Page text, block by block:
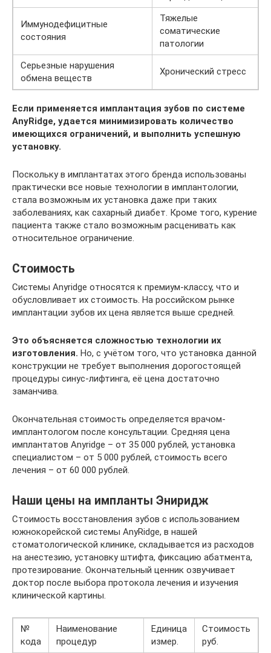
Иммунодефицитные
состояния
Тяжелые
соматические
патологии
Серьезные нарушения
обмена веществ
Хронический стресс
Если применяется имплантация зубов по системе
AnyRidge, удается минимизировать количество
имеющихся ограничений, и выполнить успешную
установку.
Поскольку в имплантатах этого бренда использованы
практически все новые технологии в имплантологии,
стала возможным их установка даже при таких
заболеваниях, как сахарный диабет. Кроме того, курение
пациента также стало возможным расценивать как
относительное ограничение.
Стоимость
Системы Anyridge относятся к премиум-классу, что и
обусловливает их стоимость. На российском рынке
имплантации зубов их цена является выше средней.
Это объясняется сложностью технологии их
изготовления. Но, с учётом того, что установка данной
конструкции не требует выполнения дорогостоящей
процедуры синус-лифтинга, её цена достаточно
заманчива.
Окончательная стоимость определяется врачом-
имплантологом после консультации. Средняя цена
имплантатов Anyridge – от 35 000 рублей, установка
специалистом – от 5 000 рублей, стоимость всего
лечения – от 60 000 рублей.
Наши цены на импланты Эниридж
Стоимость восстановления зубов с использованием
южнокорейской системы AnyRidge, в нашей
стоматологической клинике, складывается из расходов
на анестезию, установку штифта, фиксацию абатмента,
протезирование. Окончательный ценник озвучивает
доктор после выбора протокола лечения и изучения
клинической картины.
№
кода
Наименование
процедур
Единица
измер.
Стоимость
руб.